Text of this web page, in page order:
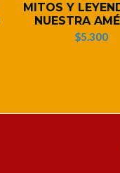
MITOS Y
NUESTRA
$5.300